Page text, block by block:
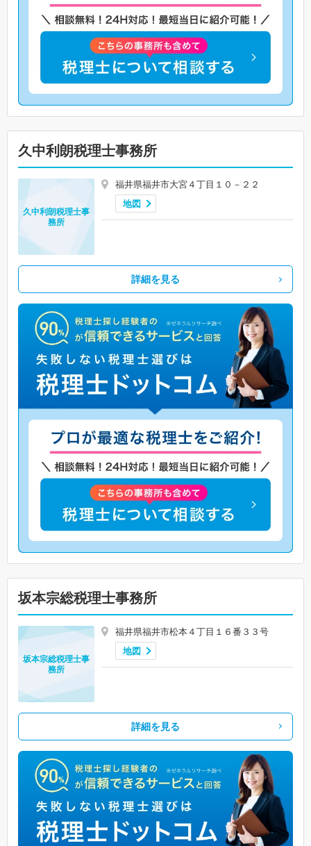
久中利朗税理士事務所
福井県福井市大宮４丁目１０－２２
地図
久中利朗税理士事
務所
詳細を見る
坂本宗総税理士事務所
福井県福井市松本４丁目１６番３３号
地図
坂本宗総税理士事
務所
詳細を見る